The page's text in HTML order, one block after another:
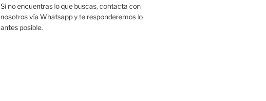
Si no encuentras lo que buscas, contacta con
nosotros vía Whatsapp y te responderemos lo
antes posible.